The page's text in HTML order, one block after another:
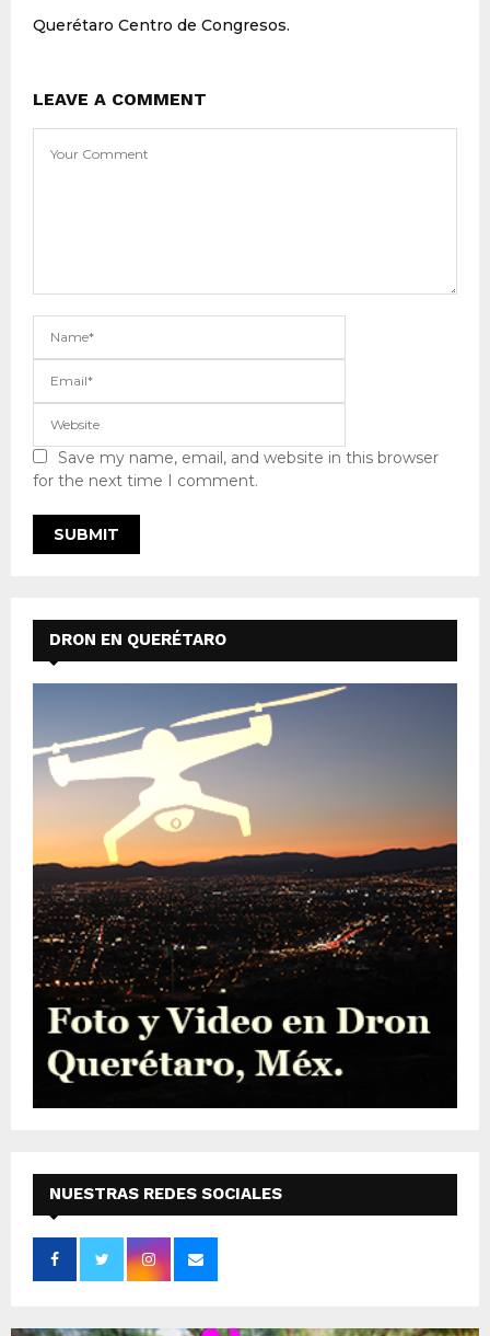
Querétaro Centro de Congresos.
LEAVE A COMMENT
Save my name, email, and website in this browser
for the next time I comment.
DRON EN QUERÉTARO
NUESTRAS REDES SOCIALES